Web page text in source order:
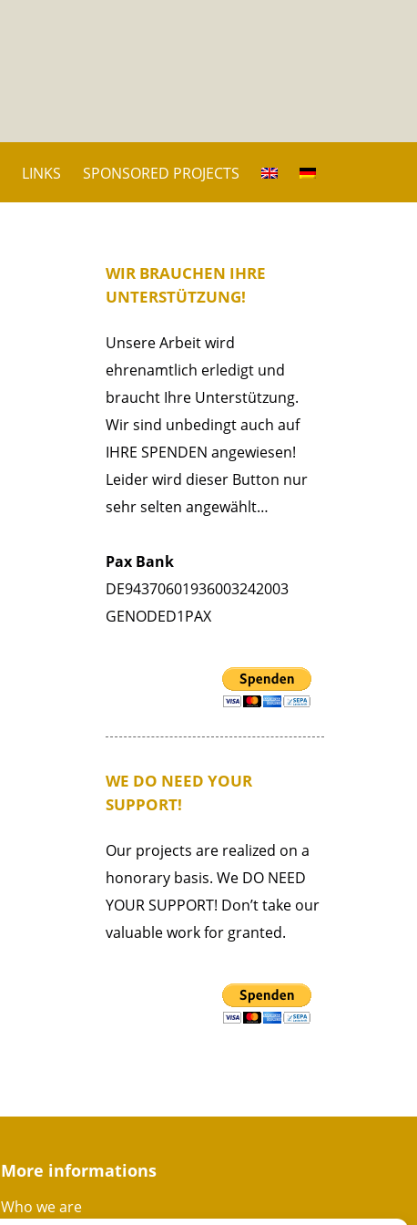
LINKS SPONSORED PROJECTS
WIR BRAUCHEN IHRE
UNTERSTÜTZUNG!
Unsere Arbeit wird
ehrenamtlich erledigt und
braucht Ihre Unterstützung.
Wir sind unbedingt auch auf
IHRE SPENDEN angewiesen!
Leider wird dieser Button nur
sehr selten angewählt…
Pax Bank
DE94370601936003242003
GENODED1PAX
WE DO NEED YOUR
SUPPORT!
Our projects are realized on a
honorary basis. We DO NEED
YOUR SUPPORT! Don’t take our
valuable work for granted.
More informations
Who we are